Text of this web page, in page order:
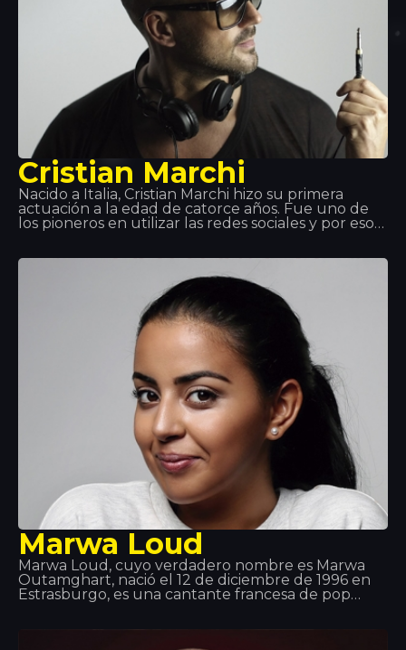
Cristian Marchi
Nacido a Italia, Cristian Marchi hizo su primera
actuación a la edad de catorce años. Fue uno de
los pioneros en utilizar las redes sociales y por eso
últimos años, ha hecho actuaciones en Italia,
Francia, España, Croacia, Grecia, entre otros. Una de
estas paradas, ha sido aquí: Disco Tropics.
Marwa Loud
Marwa Loud, cuyo verdadero nombre es Marwa
Outamghart, nació el 12 de diciembre de 1996 en
Estrasburgo, es una cantante francesa de pop